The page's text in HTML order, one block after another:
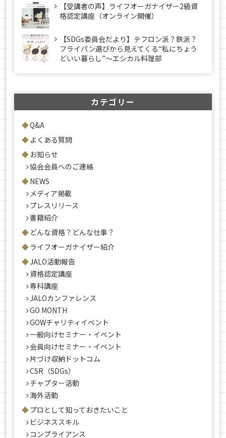
【受講者の声】ライフオーガナイザー2級資
格認定講座（オンライン開催）
【SDGs委員会だより】テフロン派？鉄派？
フライパン選びから見えてくる“私にちょう
どいい暮らし”～エシカル料理部
カテゴリー
Q&A
よくある質問
お知らせ
協会会員へのご連絡
NEWS
メディア掲載
プレスリリース
書籍紹介
どんな資格？どんな仕事？
ライフオーガナイザー紹介
JALO活動報告
資格認定講座
専科講座
JALOカンファレンス
GO MONTH
GOWチャリティイベント
一般向けセミナー・イベント
会員向けセミナー・イベント
片づけ収納ドットコム
CSR（SDGs）
チャプター活動
海外活動
プロとして知っておきたいこと
ビジネススキル
コンプライアンス